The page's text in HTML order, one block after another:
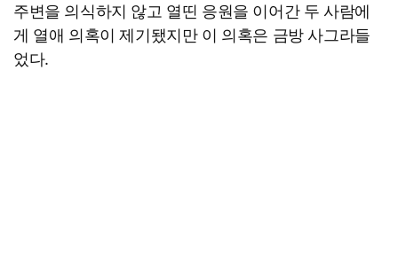
주변을 의식하지 않고 열띤 응원을 이어간 두 사람에
게 열애 의혹이 제기됐지만 이 의혹은 금방 사그라들
었다.